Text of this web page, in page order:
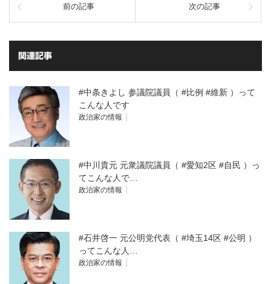
前の記事 次の記事
関連記事
#中条きよし 参議院議員（ #比例 #維新 ）って
こんな人です
政治家の情報
#中川貴元 元衆議院議員（ #愛知2区 #自民 ）っ
てこんな人で…
政治家の情報
#石井啓一 元公明党代表（ #埼玉14区 #公明 ）
ってこんな人…
政治家の情報